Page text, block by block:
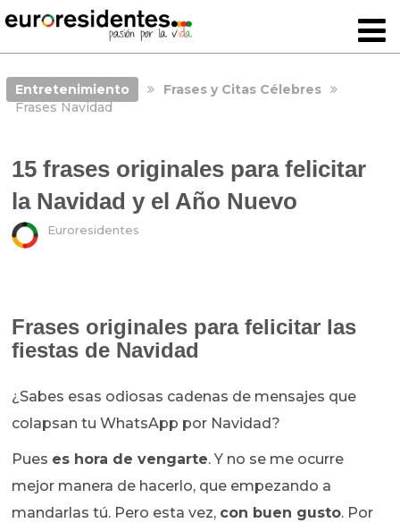
Entretenimiento
Frases y Citas Célebres
Frases Navidad
15 frases originales para felicitar
la Navidad y el Año Nuevo
Euroresidentes
Frases originales para felicitar las
fiestas de Navidad
¿Sabes esas odiosas cadenas de mensajes que
colapsan tu WhatsApp por Navidad?
Pues es hora de vengarte. Y no se me ocurre
mejor manera de hacerlo, que empezando a
mandarlas tú. Pero esta vez, con buen gusto. Por